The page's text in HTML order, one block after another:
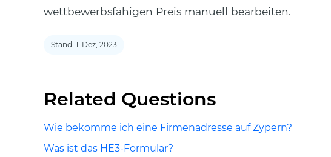
wettbewerbsfähigen Preis manuell bearbeiten.
Stand: 1. Dez, 2023
Related Questions
Wie bekomme ich eine Firmenadresse auf Zypern?
Was ist das HE3-Formular?